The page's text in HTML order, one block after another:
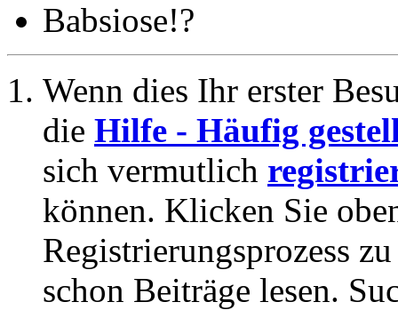
Babsiose!?
Wenn dies Ihr erster
die Hilfe - Häufig
sich vermutlich
können. Klicken Sie
Registrierungsprozess
schon Beiträge lesen.